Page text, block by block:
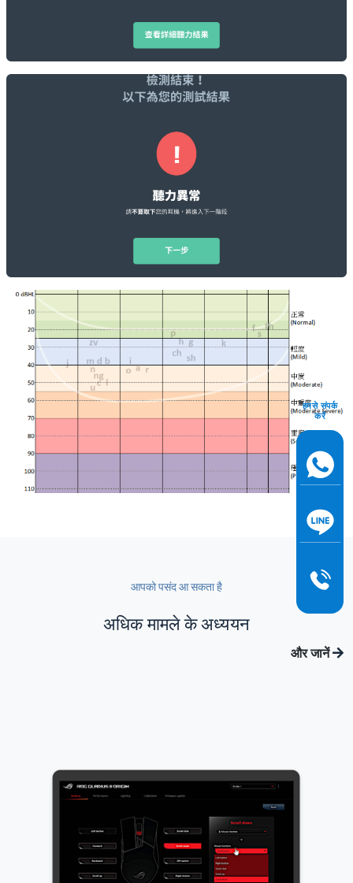
आपको पसंद आ सकता है
अधिक मामले के अध्ययन
और जानें
हमसे संपर्क
करें